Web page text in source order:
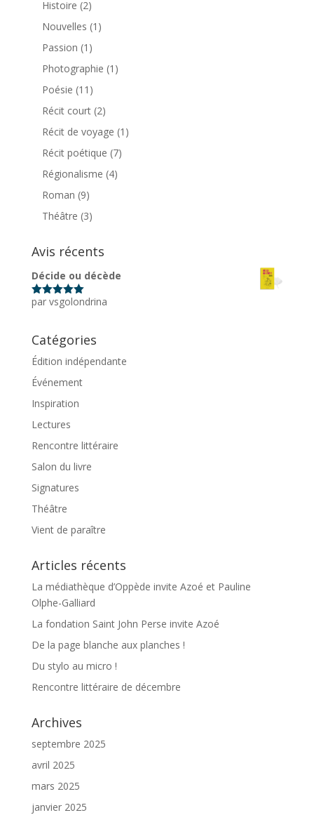
Histoire (2)
Nouvelles (1)
Passion (1)
Photographie (1)
Poésie (11)
Récit court (2)
Récit de voyage (1)
Récit poétique (7)
Régionalisme (4)
Roman (9)
Théâtre (3)
Avis récents
Décide ou décède
Note5sur
par vsgolondrina
Catégories
Édition indépendante
Événement
Inspiration
Lectures
Rencontre littéraire
Salon du livre
Signatures
Théâtre
Vient de paraître
Articles récents
La médiathèque d’Oppède invite Azoé et Pauline
Olphe-Galliard
La fondation Saint John Perse invite Azoé
De la page blanche aux planches !
Du stylo au micro !
Rencontre littéraire de décembre
Archives
septembre 2025
avril 2025
mars 2025
janvier 2025